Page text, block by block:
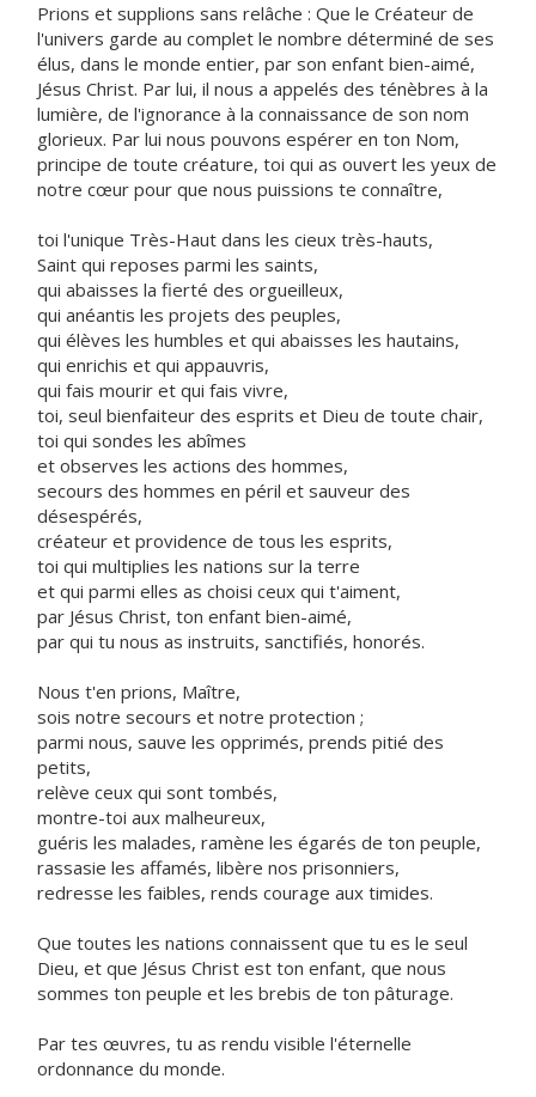
Prions et supplions sans relâche : Que le Créateur de
l'univers garde au complet le nombre déterminé de ses
élus, dans le monde entier, par son enfant bien-aimé,
Jésus Christ. Par lui, il nous a appelés des ténèbres à la
lumière, de l'ignorance à la connaissance de son nom
glorieux. Par lui nous pouvons espérer en ton Nom,
principe de toute créature, toi qui as ouvert les yeux de
notre cœur pour que nous puissions te connaître,
toi l'unique Très-Haut dans les cieux très-hauts,
Saint qui reposes parmi les saints,
qui abaisses la fierté des orgueilleux,
qui anéantis les projets des peuples,
qui élèves les humbles et qui abaisses les hautains,
qui enrichis et qui appauvris,
qui fais mourir et qui fais vivre,
toi, seul bienfaiteur des esprits et Dieu de toute chair,
toi qui sondes les abîmes
et observes les actions des hommes,
secours des hommes en péril et sauveur des
désespérés,
créateur et providence de tous les esprits,
toi qui multiplies les nations sur la terre
et qui parmi elles as choisi ceux qui t'aiment,
par Jésus Christ, ton enfant bien-aimé,
par qui tu nous as instruits, sanctifiés, honorés.
Nous t'en prions, Maître,
sois notre secours et notre protection ;
parmi nous, sauve les opprimés, prends pitié des
petits,
relève ceux qui sont tombés,
montre-toi aux malheureux,
guéris les malades, ramène les égarés de ton peuple,
rassasie les affamés, libère nos prisonniers,
redresse les faibles, rends courage aux timides.
Que toutes les nations connaissent que tu es le seul
Dieu, et que Jésus Christ est ton enfant, que nous
sommes ton peuple et les brebis de ton pâturage.
Par tes œuvres, tu as rendu visible l'éternelle
ordonnance du monde.